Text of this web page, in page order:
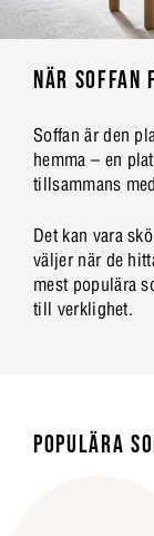
NÄR SOFFAN
Soffan är den
hemma – en
tillsammans
Det kan vara
väljer när de
mest populära
till verklighet.
POPULÄRA